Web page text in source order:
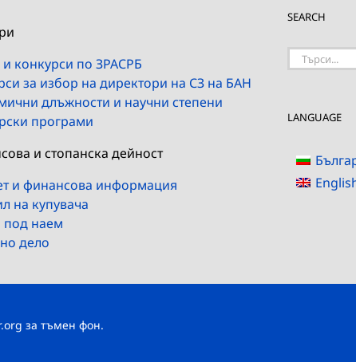
конкурси по ЗРАСРБ
за избор на директори на СЗ на БАН
длъжности и научни степени
програми
и стопанска дейност
и финансова информация
на купувача
наем
дело
SEARCH
Търсене
LANGUAGE
за тъмен фон.